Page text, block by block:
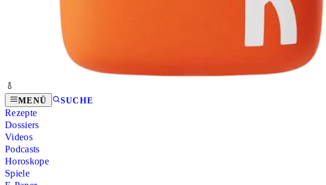
MENÜ SUCHE
Rezepte
Dossiers
Videos
Podcasts
Horoskope
Spiele